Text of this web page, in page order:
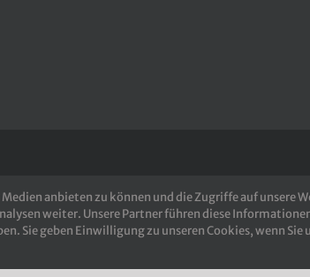
anbieten zu können und die Zugriffe auf unsere
weiter. Unsere Partner führen diese
Sie geben Einwilligung zu unseren Cookies, wenn Sie